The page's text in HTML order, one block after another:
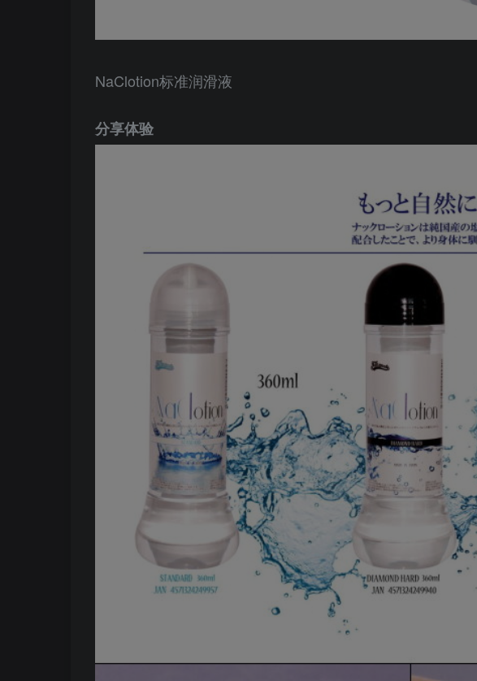
NaClotion标准润滑液
分享体验